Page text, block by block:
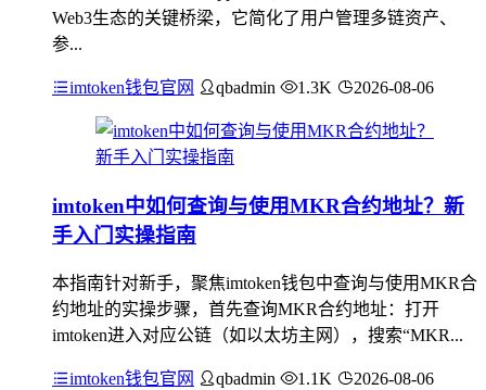
Web3生态的关键桥梁，它简化了用户管理多链资产、
参...
imtoken钱包官网 qbadmin 1.3K 2026-08-06
imtoken中如何查询与使用MKR合约地址？新
手入门实操指南
本指南针对新手，聚焦imtoken钱包中查询与使用MKR合
约地址的实操步骤，首先查询MKR合约地址：打开
imtoken进入对应公链（如以太坊主网），搜索“MKR...
imtoken钱包官网 qbadmin 1.1K 2026-08-06